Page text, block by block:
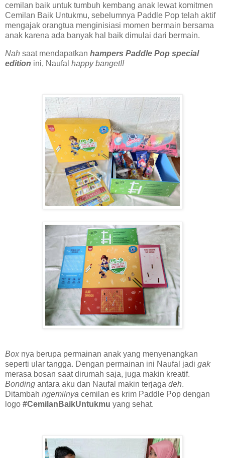
cemilan baik untuk tumbuh kembang anak lewat komitmen
Cemilan Baik Untukmu, sebelumnya Paddle Pop telah aktif
mengajak orangtua menginisiasi momen bermain bersama
anak karena ada banyak hal baik dimulai dari bermain.
Nah saat mendapatkan hampers Paddle Pop special
edition ini, Naufal happy banget!!
Box nya berupa permainan anak yang menyenangkan
seperti ular tangga. Dengan permainan ini Naufal jadi gak
merasa bosan saat dirumah saja, juga makin kreatif.
Bonding antara aku dan Naufal makin terjaga deh.
Ditambah ngemilnya cemilan es krim Paddle Pop dengan
logo #CemilanBaikUntukmu yang sehat.